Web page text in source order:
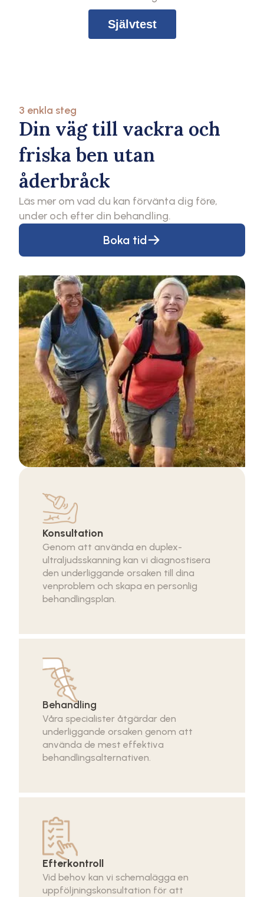
Självtest
3 enkla steg
Din väg till vackra och
friska ben utan
åderbråck
Läs mer om vad du kan förvänta dig före,
under och efter din behandling.
Boka tid
Konsultation
Genom att använda en duplex-
ultraljudsskanning kan vi diagnostisera
den underliggande orsaken till dina
venproblem och skapa en personlig
behandlingsplan.
Behandling
Våra specialister åtgärdar den
underliggande orsaken genom att
använda de mest effektiva
behandlingsalternativen.
Efterkontroll
Vid behov kan vi schemalägga en
uppföljningskonsultation för att